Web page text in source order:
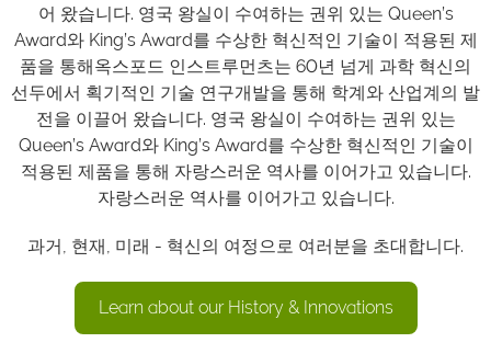
어 왔습니다. 영국 왕실이 수여하는 권위 있는 Queen’s
Award와 King’s Award를 수상한 혁신적인 기술이 적용된 제
품을 통해옥스포드 인스트루먼츠는 60년 넘게 과학 혁신의
선두에서 획기적인 기술 연구개발을 통해 학계와 산업계의 발
전을 이끌어 왔습니다. 영국 왕실이 수여하는 권위 있는
Queen’s Award와 King’s Award를 수상한 혁신적인 기술이
적용된 제품을 통해 자랑스러운 역사를 이어가고 있습니다.
자랑스러운 역사를 이어가고 있습니다.
과거, 현재, 미래 - 혁신의 여정으로 여러분을 초대합니다.
Learn about our History & Innovations